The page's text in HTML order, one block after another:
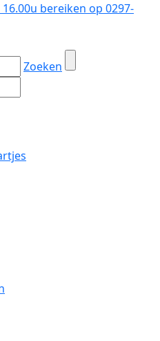
bereiken op 0297-
Zoeken